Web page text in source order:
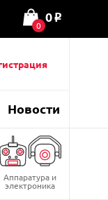
0
0 o
Новости
Аппаратура и
электроника